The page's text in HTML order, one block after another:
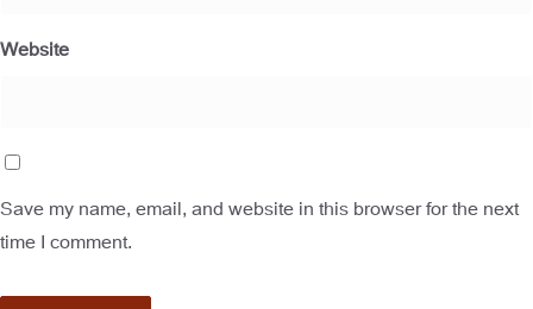
Website
Save my name, email, and website in this browser for the next
time I comment.